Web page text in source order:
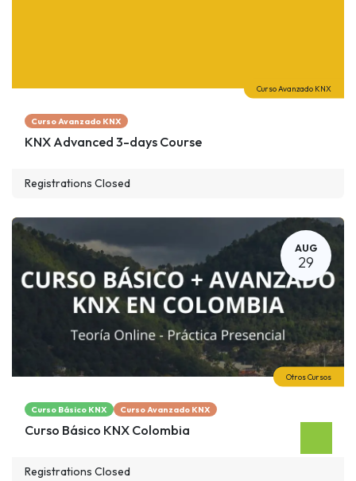
Curso Avanzado KNX
Curso Avanzado KNX
KNX Advanced 3-days Course
Registrations Closed
AUG
29
Otros Cursos
Curso Básico KNX Curso Avanzado KNX
Curso Básico KNX Colombia
Registrations Closed